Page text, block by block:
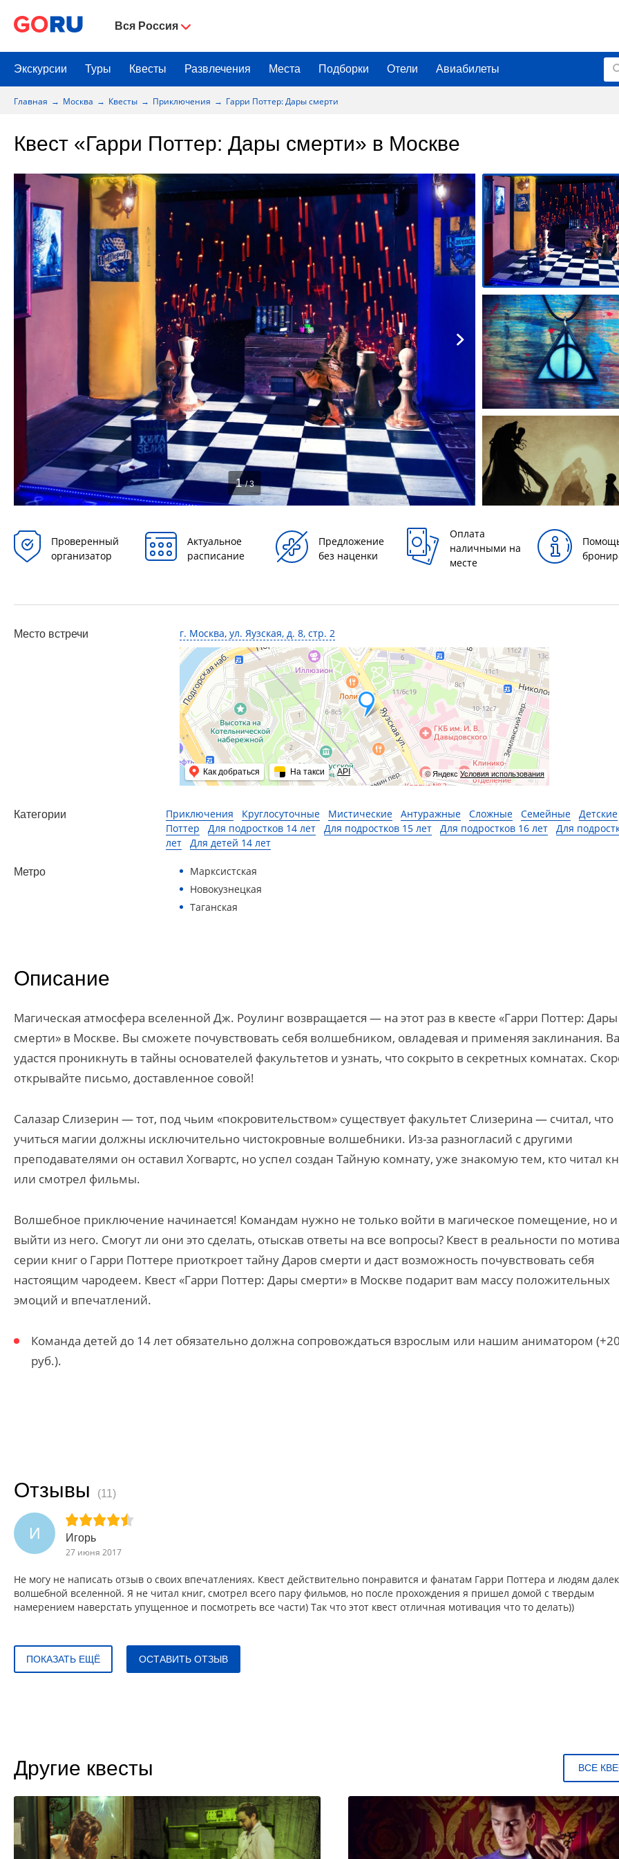
Вся Россия
Экскурсии Туры Квесты Развлечения Места Подборки Отели Авиабилеты
Главная Москва Квесты Приключения Гарри Поттер: Дары смерти
Квест «Гарри Поттер: Дары смерти» в Москве
1 / 3
Проверенный
организатор
Актуальное
расписание
Предложение
без наценки
Оплата
наличными на
месте
Место встречи г. Москва, ул. Яузская, д. 8, стр. 2
© Яндекс Условия использования
Как добраться На такси API
Категории Приключения Круглосуточные Мистические Антуражные Сложные Семейные Детские
Поттер
Для подростков 14 лет Для подростков 15 лет Для подростков 16 лет
Для
лет
Для детей 14 лет
Метро
Марксистская
Новокузнецкая
Таганская
Описание
Магическая атмосфера вселенной Дж. Роулинг возвращается — на этот раз в квесте «Гарри Поттер: Дары
смерти» в Москве. Вы сможете почувствовать себя волшебником, овладевая и применяя заклинания.
удастся проникнуть в тайны основателей факультетов и узнать, что сокрыто в секретных комнатах.
открывайте письмо, доставленное совой!
Салазар Слизерин — тот, под чьим «покровительством» существует факультет Слизерина — считал, что
учиться магии должны исключительно чистокровные волшебники. Из-за разногласий с другими
преподавателями он оставил Хогвартс, но успел создан Тайную комнату, уже знакомую тем, кто читал
или смотрел фильмы.
Волшебное приключение начинается! Командам нужно не только войти в магическое помещение, но и
выйти из него. Смогут ли они это сделать, отыскав ответы на все вопросы? Квест в реальности по
серии книг о Гарри Поттере приоткроет тайну Даров смерти и даст возможность почувствовать себя
настоящим чародеем. Квест «Гарри Поттер: Дары смерти» в Москве подарит вам массу положительных
эмоций и впечатлений.
Команда детей до 14 лет обязательно должна сопровождаться взрослым или нашим аниматором
руб.).
Отзывы (11)
И
Игорь
27 июня 2017
Не могу не написать отзыв о своих впечатлениях. Квест действительно понравится и фанатам Гарри Поттера и людям
волшебной вселенной. Я не читал книг, смотрел всего пару фильмов, но после прохождения я пришел домой с твердым
намерением наверстать упущенное и посмотреть все части) Так что этот квест отличная мотивация что то делать))
ПОКАЗАТЬ ЕЩЁ ОСТАВИТЬ ОТЗЫВ
Другие квесты ВСЕ